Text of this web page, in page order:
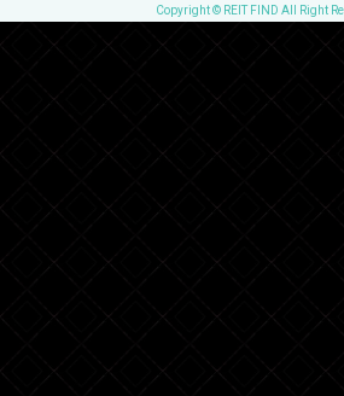
Copyright © REIT FIND All Right